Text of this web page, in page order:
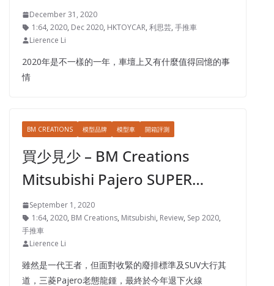
December 31, 2020
1:64, 2020, Dec 2020, HKTOYCAR, 利思芸, 手推車
Lierence Li
2020年是不一樣的一年，車壇上又有什麼值得回憶的事
情
BM CREATIONS 模型品牌 模型車 開箱評測
買少見少 – BM Creations
Mitsubishi Pajero SUPER…
September 1, 2020
1:64, 2020, BM Creations, Mitsubishi, Review, Sep 2020,
手推車
Lierence Li
雖然是一代王者，但面對收緊的廢排標準及SUV大行其
道，三菱Pajero老態龍鍾，最終於今年退下火線